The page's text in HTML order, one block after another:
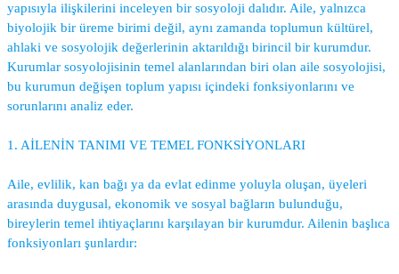
yapısıyla ilişkilerini inceleyen bir sosyoloji dalıdır. Aile, yalnızca
biyolojik bir üreme birimi değil, aynı zamanda toplumun kültürel,
ahlaki ve sosyolojik değerlerinin aktarıldığı birincil bir kurumdur.
Kurumlar sosyolojisinin temel alanlarından biri olan aile sosyolojisi,
bu kurumun değişen toplum yapısı içindeki fonksiyonlarını ve
sorunlarını analiz eder.
1. AİLENİN TANIMI VE TEMEL FONKSİYONLARI
Aile, evlilik, kan bağı ya da evlat edinme yoluyla oluşan, üyeleri
arasında duygusal, ekonomik ve sosyal bağların bulunduğu,
bireylerin temel ihtiyaçlarını karşılayan bir kurumdur. Ailenin başlıca
fonksiyonları şunlardır: